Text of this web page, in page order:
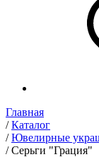
Главная
/Каталог
/Ювелирные
/Серьги "Грация"